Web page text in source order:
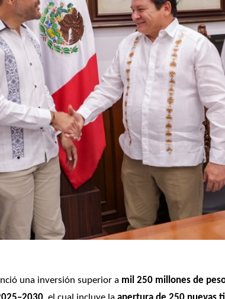
una inversión superior a mil 250 millones de